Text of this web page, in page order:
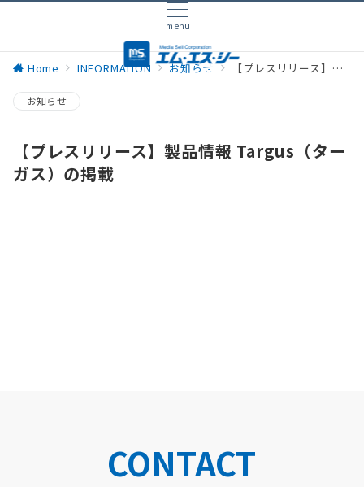
menu
Home INFORMATION お知らせ 【プレスリリース】製品情報 Targus（ターガス）の掲載
お知らせ
【プレスリリース】製品情報 Targus（ター
ガス）の掲載
CONTACT